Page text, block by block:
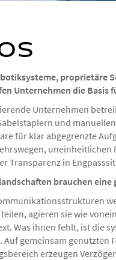
proprietäre
Unternehmen die
Unternehmen
und
für klar abgegrenzte
Transparenz in
brauchen eine
agieren sie wie
Was ihnen fehlt, ist die
gemeinsam genutzten
erzeugen